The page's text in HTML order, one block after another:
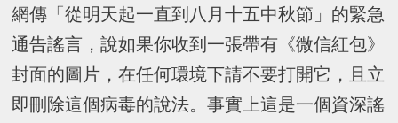
網傳「從明天起一直到八月十五中秋節」的緊急
通告謠言，說如果你收到一張帶有《微信紅包》
封面的圖片，在任何環境下請不要打開它，且立
即刪除這個病毒的說法。事實上這是一個資深謠